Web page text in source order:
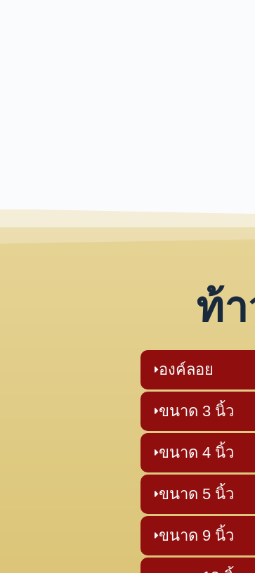
ท้
องค์ลอย
ขนาด 3 นิ้ว
ขนาด 4 นิ้ว
ขนาด 5 นิ้ว
ขนาด 9 นิ้ว